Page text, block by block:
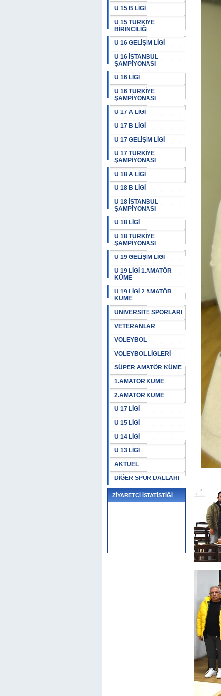
U 15 B LİGİ
U 15 TÜRKİYE
BİRİNCİLİĞİ
U 16 GELİŞİM LİGİ
U 16 İSTANBUL
ŞAMPİYONASI
U 16 LİGİ
U 16 TÜRKİYE
ŞAMPİYONASI
U 17 A LİGİ
U 17 B LİGİ
U 17 GELİŞİM LİGİ
U 17 TÜRKİYE
ŞAMPİYONASI
U 18 A LİGİ
U 18 B LİGİ
U 18 İSTANBUL
ŞAMPİYONASI
U 18 LİGİ
U 18 TÜRKİYE
ŞAMPİYONASI
U 19 GELİŞİM LİGİ
U 19 LİGİ 1.AMATÖR
KÜME
U 19 LİGİ 2.AMATÖR
KÜME
ÜNİVERSİTE SPORLARI
VETERANLAR
VOLEYBOL
VOLEYBOL LİGLERİ
SÜPER AMATÖR KÜME
1.AMATÖR KÜME
2.AMATÖR KÜME
U 17 LİGİ
U 15 LİGİ
U 14 LİGİ
U 13 LİGİ
AKTÜEL
DİĞER SPOR DALLARI
ZİYARETCİ İSTATİSTİĞİ